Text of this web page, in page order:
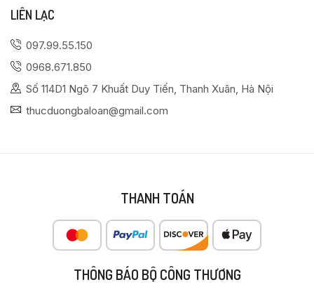
LIÊN LẠC
097.99.55.150
0968.671.850
Số 114D1 Ngõ 7 Khuất Duy Tiến, Thanh Xuân, Hà Nội
thucduongbaloan@gmail.com
THANH TOÁN
THÔNG BÁO BỘ CÔNG THƯƠNG